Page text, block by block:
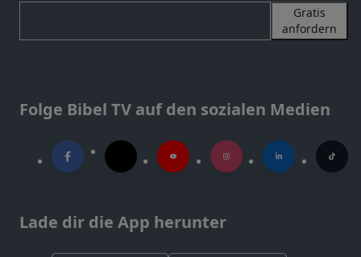
Gratis
anfordern
Folge Bibel TV auf den sozialen Medien
Lade dir die App herunter